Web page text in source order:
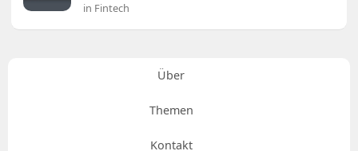
in Fintech
Über
Themen
Kontakt